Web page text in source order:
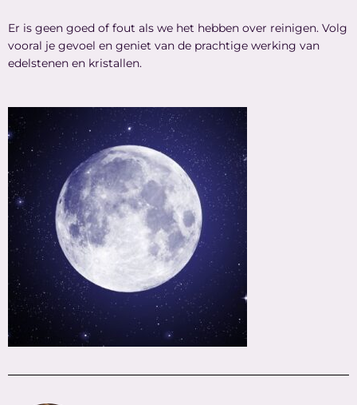
Er is geen goed of fout als we het hebben over reinigen. Volg
vooral je gevoel en geniet van de prachtige werking van
edelstenen en kristallen.